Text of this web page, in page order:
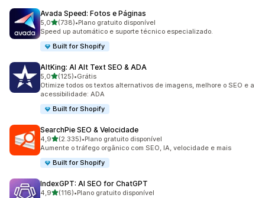
Avada Speed: Fotos e Páginas
5,0de 5 estrelas
(738)
738 avaliações ao todo
•Plano gratuito disponível
Speed up automático e suporte técnico especializado.
Built for Shopify
AltKing: AI Alt Text SEO & ADA
5,0de 5 estrelas
(125)
125 avaliações ao todo
•Grátis
Otimize todos os textos alternativos de imagens, melhore o SEO e a
acessibilidade: ADA
Built for Shopify
SearchPie SEO & Velocidade
4,9de 5 estrelas
(2.335)
2335 avaliações ao todo
•Plano gratuito disponível
Aumente o tráfego orgânico com SEO, IA, velocidade e mais
Built for Shopify
IndexGPT: AI SEO for ChatGPT
4,9de 5 estrelas
(116)
116 avaliações ao todo
•Plano gratuito disponível